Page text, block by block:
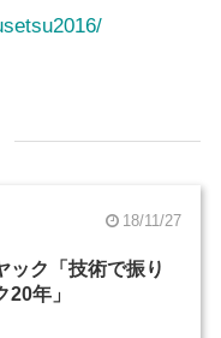
18/11/27
ック「技術で振り
年」